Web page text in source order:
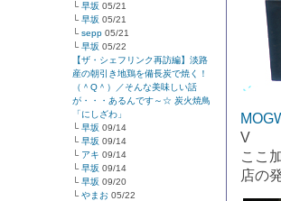
└ 早坂 05/21
└ 早坂 05/21
└ sepp 05/21
└ 早坂 05/22
【ザ・シェフリンク再訪編】淡路
産の朝引き地鶏を備長炭で焼く！
（＾Q＾）／そんな美味しい話
が・・・あるんです～☆ 炭火焼鳥
「にしざわ」
└ 早坂 09/14
└ 早坂 09/14
└ アキ 09/14
└ 早坂 09/14
└ 早坂 09/20
└ やまお 05/22
V
ここ
店の